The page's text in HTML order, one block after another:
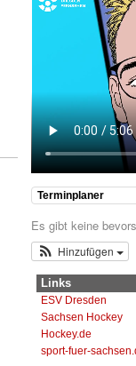
Terminplaner
Es gibt keine
Hinzufügen
Links
ESV Dresden
Sachsen Hockey
Hockey.de
sport-fuer-